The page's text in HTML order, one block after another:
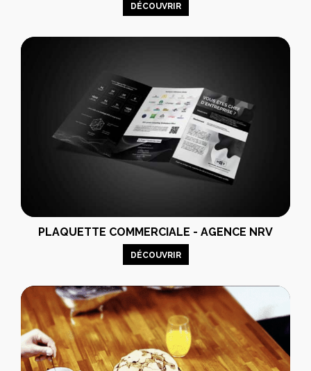
DÉCOUVRIR
PLAQUETTE COMMERCIALE - AGENCE NRV
DÉCOUVRIR